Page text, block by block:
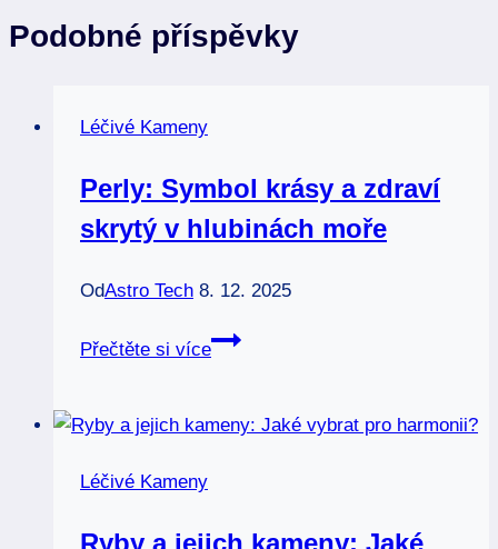
Podobné příspěvky
Léčivé Kameny
Perly: Symbol krásy a zdraví
skrytý v hlubinách moře
OdAstro Tech 8. 12. 2025
Přečtěte si více
Perly:
a
Léčivé Kameny
Ryby a jejich kameny: Jaké